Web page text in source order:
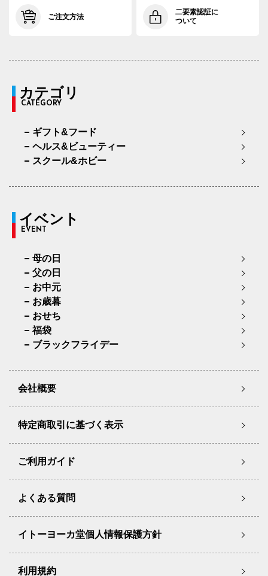
ご注文方法
二要素認証に
ついて
カテゴリ
CATEGORY
ギフト&フード
ヘルス&ビューティー
スクール&ホビー
イベント
EVENT
母の日
父の日
お中元
お歳暮
おせち
福袋
ブラックフライデー
会社概要
特定商取引に基づく表示
ご利用ガイド
よくある質問
イトーヨーカ堂個人情報保護方針
利用規約